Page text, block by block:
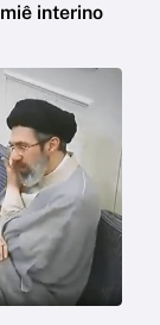
interino